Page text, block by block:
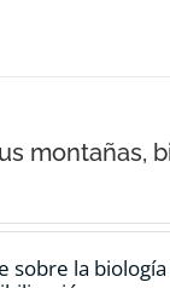
montañas,
sobre la